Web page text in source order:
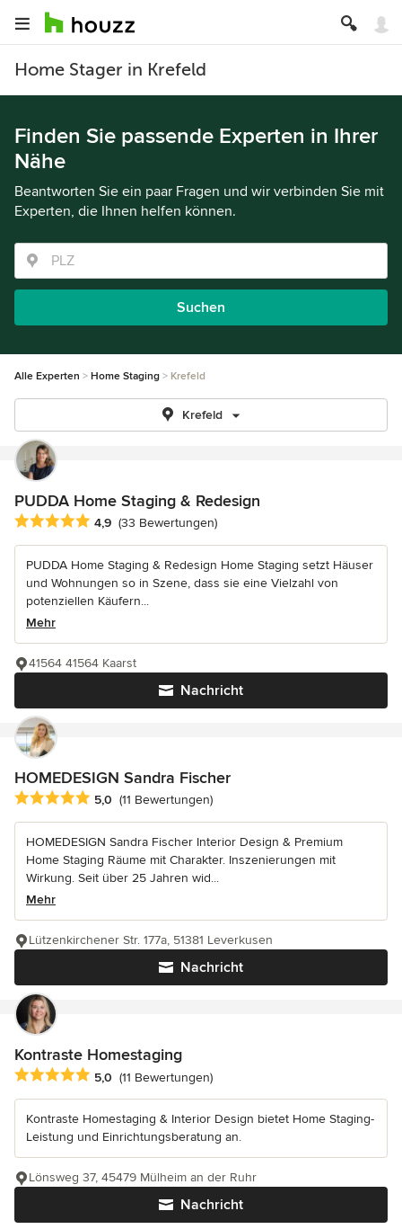
Home Stager in Krefeld
Finden Sie passende Experten in Ihrer
Nähe
Beantworten Sie ein paar Fragen und wir verbinden Sie mit
Experten, die Ihnen helfen können.
Suchen
Alle Experten Home Staging Krefeld
Krefeld
PUDDA Home Staging & Redesign
Durchschnittliche Bewertung: 4.9 von 5 Sternen
4,9 (33 Bewertungen)
PUDDA Home Staging & Redesign Home Staging setzt Häuser
und Wohnungen so in Szene, dass sie eine Vielzahl von
potenziellen Käufern...
Mehr
Nachricht
41564 41564 Kaarst
HOMEDESIGN Sandra Fischer
Durchschnittliche Bewertung: 5 von 5 Sternen
5,0 (11 Bewertungen)
HOMEDESIGN Sandra Fischer Interior Design & Premium
Home Staging Räume mit Charakter. Inszenierungen mit
Wirkung. Seit über 25 Jahren wid...
Mehr
Nachricht
Lützenkirchener Str. 177a, 51381 Leverkusen
Kontraste Homestaging
Durchschnittliche Bewertung: 5 von 5 Sternen
5,0 (11 Bewertungen)
Kontraste Homestaging & Interior Design bietet Home Staging-
Leistung und Einrichtungsberatung an.
Nachricht
Lönsweg 37, 45479 Mülheim an der Ruhr